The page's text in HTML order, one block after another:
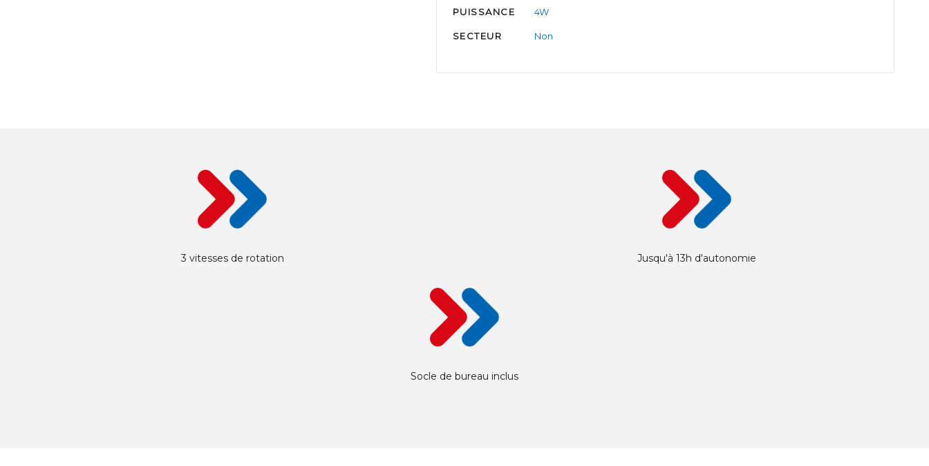
PUISSANCE 4W
SECTEUR Non
3 vitesses de rotation Jusqu'à 13h d'autonomie
Socle de bureau inclus